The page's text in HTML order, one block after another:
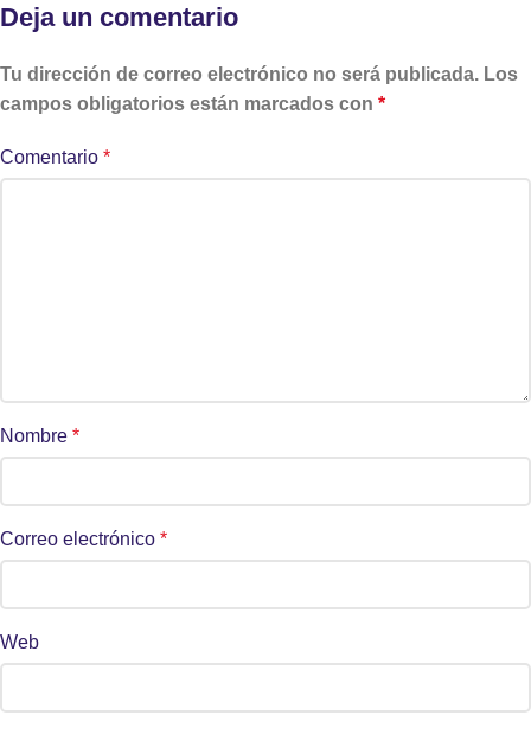
Deja un comentario
Tu dirección de correo electrónico no será publicada. Los
campos obligatorios están marcados con *
Comentario *
Nombre *
Correo electrónico *
Web